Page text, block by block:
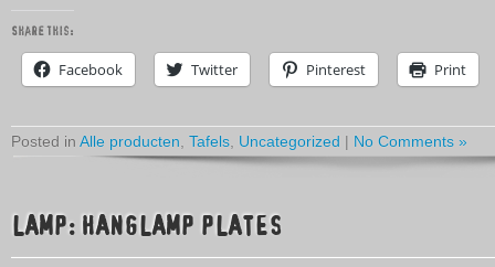
Share this:
Facebook Twitter Pinterest Print
Posted in Alle producten Tafels Uncategorized | No Comments »
LAMP: HANGLAMP PLATES